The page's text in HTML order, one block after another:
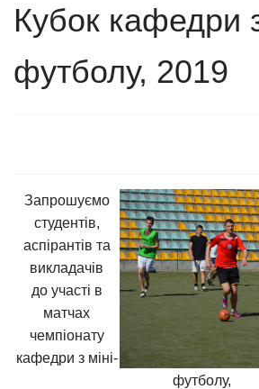
Кубок кафедри
футболу, 2019
Запрошуємо
студентів,
аспірантів та
викладачів
до участі в
матчах
чемпіонату
кафедри з міні-
футболу,